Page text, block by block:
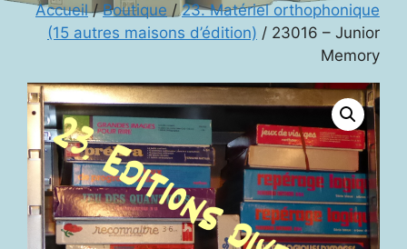
Accueil/Boutique /23. Matériel orthophonique
(15 autres maisons d’édition) / 23016 – Junior
Memory